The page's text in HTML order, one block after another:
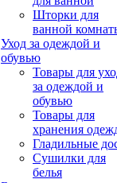
Шторки для
ванной
Уход за одеждой и
обувью
Товары для
за одеждой и
обувью
Товары для
хранения
Гладильные
Сушилки для
белья